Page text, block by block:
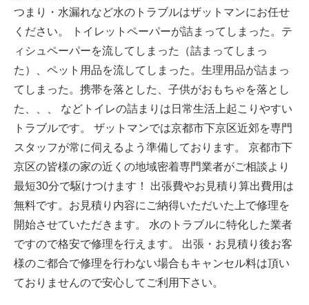
つまり・水漏れなど水のトラブルはザットマンにお任せ
ください。 トイレットペーパーが詰まってしまった。テ
ィシュペーパーを流してしまった（詰まってしまっ
た）、ペット用品を流してしまった。生理用品が詰まっ
てしまった。携帯を落とした、子供がおもちゃを落とし
た、、、 などトイレの詰まりは日常生活上起こりやすい
トラブルです。 ザットマンでは京都市下京区近郊を専門
スタッフが常に伺えるよう準備しております。 京都市下
京区の皆様の家の近くの地域密着専門業者がご相談より
最短30分で駆けつけます！ 出張費やお見積り算出費用は
無料です。お見積り内容にご納得いただいた上で修理を
開始させていただきます。 水のトラブルに特化した業者
ですので格安で修理を行えます。 出張・お見積り後お客
様のご都合で修理を行わない場合もキャンセル料は頂い
ておりませんので安心してご利用下さい。